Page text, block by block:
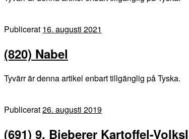
Publicerat 16. augusti 2021
(820) Nabel
Tyvärr är denna artikel enbart tillgänglig på Tyska.
Publicerat26. augusti 2019
(691) 9. Bieberer Kartoffel-